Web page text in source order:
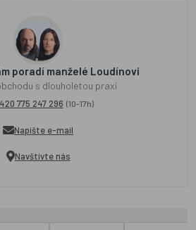
poradí manželé Loudínovi
s dlouholetou praxí
775 247 296 (10-17h)
Napište e-mail
Navštivte nás